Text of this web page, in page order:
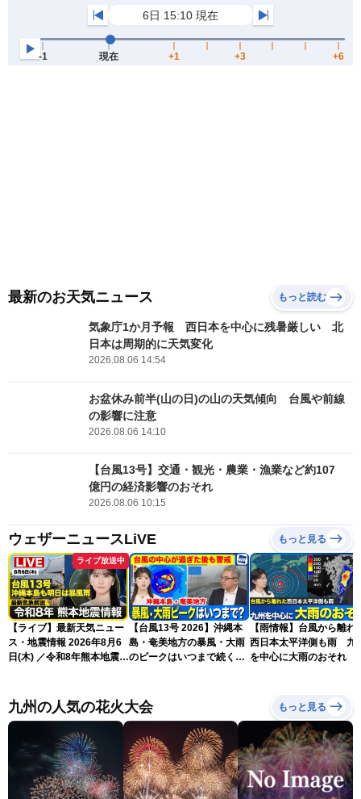
最新のお天気ニュース もっと読む
気象庁1か月予報 西日本を中心に残暑厳しい 北
日本は周期的に天気変化
2026.08.06 14:54
お盆休み前半(山の日)の山の天気傾向 台風や前線
の影響に注意
2026.08.06 14:10
【台風13号】交通・観光・農業・漁業など約107
億円の経済影響のおそれ
2026.08.06 10:15
ウェザーニュースLiVE もっと見る
ライブ放送中
【ライブ】最新天気ニュー
ス・地震情報 2026年8月6
日(木) ／令和8年熊本地震情
LiVEムーン・駒木結衣／本
田竜也〉
【台風13号 2026】沖縄本
島・奄美地方の暴風・大雨
のピークはいつまで続く？
【雨情報】台風から離れ
西日本太平洋側も雨 九
を中心に大雨のおそれ
九州の人気の花火大会 もっと見る